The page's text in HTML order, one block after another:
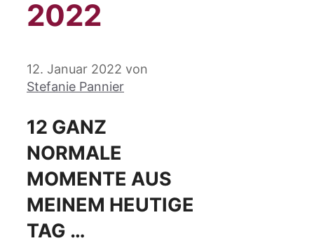
2022
12. Januar 2022 von
Stefanie Pannier
12 GANZ
NORMALE
MOMENTE AUS
MEINEM HEUTIGE
TAG …